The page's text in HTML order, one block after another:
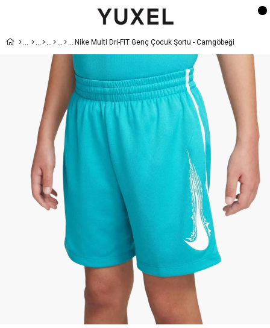
Nike Multi Dri-FIT Genç Çocuk Şortu - Camgöbeği